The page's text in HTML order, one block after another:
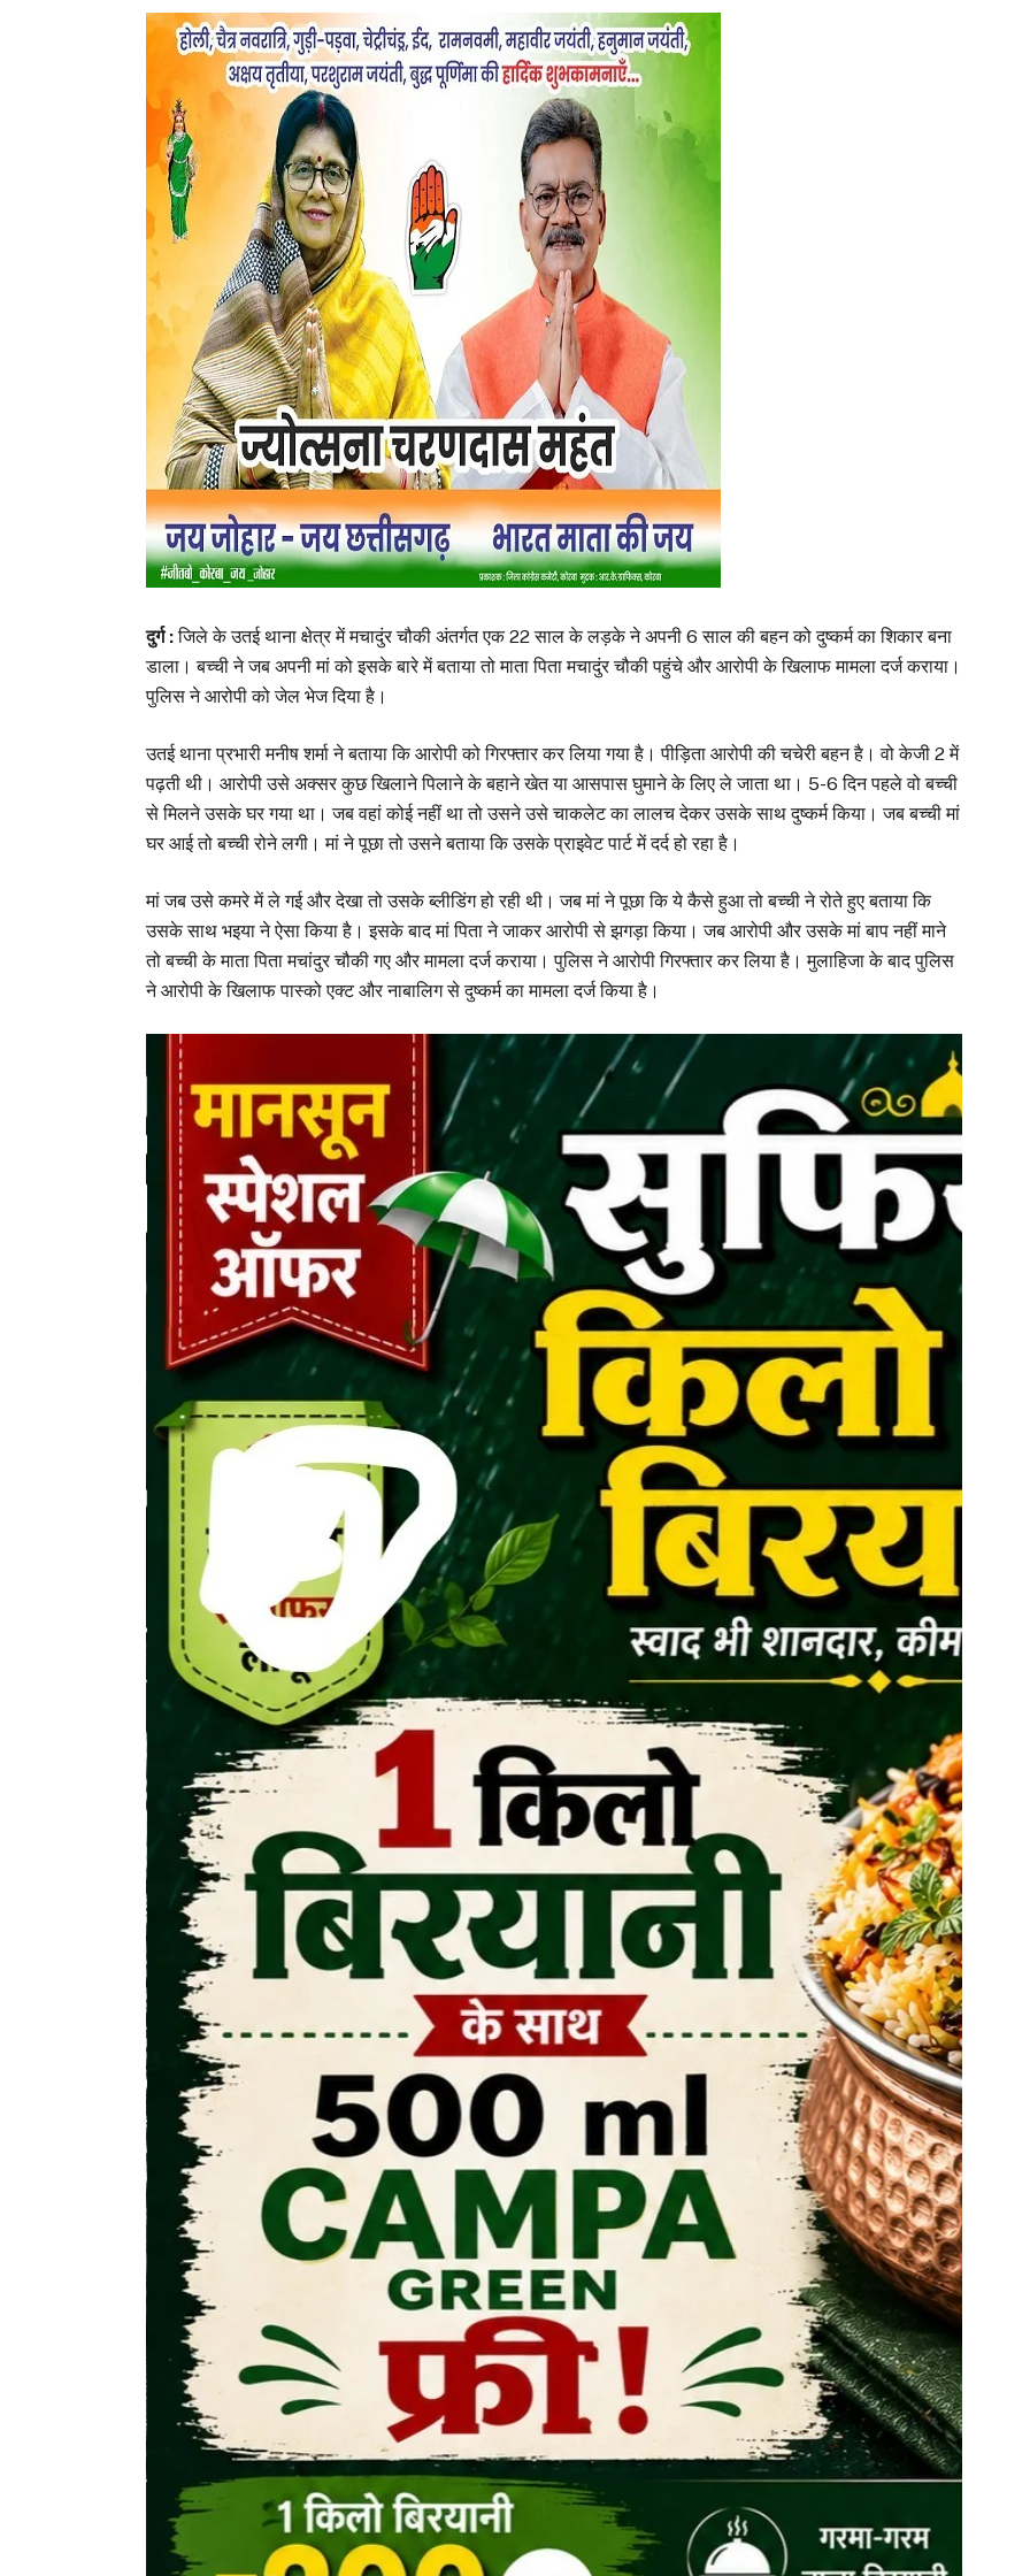
दुर्ग :जिले के उतई थाना क्षेत्र में मचादुंर चौकी अंतर्गत एक 22 साल के लड़के ने अपनी 6 साल की बहन को दुष्कर्म का शिकार बना
डाला। बच्ची ने जब अपनी मां को इसके बारे में बताया तो माता पिता मचादुंर चौकी पहुंचे और आरोपी के खिलाफ मामला दर्ज कराया।
पुलिस ने आरोपी को जेल भेज दिया है।
उतई थाना प्रभारी मनीष शर्मा ने बताया कि आरोपी को गिरफ्तार कर लिया गया है। पीड़िता आरोपी की चचेरी बहन है। वो केजी 2 में
पढ़ती थी। आरोपी उसे अक्सर कुछ खिलाने पिलाने के बहाने खेत या आसपास घुमाने के लिए ले जाता था। 5-6 दिन पहले वो बच्ची
से मिलने उसके घर गया था। जब वहां कोई नहीं था तो उसने उसे चाकलेट का लालच देकर उसके साथ दुष्कर्म किया। जब बच्ची मां
घर आई तो बच्ची रोने लगी। मां ने पूछा तो उसने बताया कि उसके प्राइवेट पार्ट में दर्द हो रहा है।
मां जब उसे कमरे में ले गई और देखा तो उसके ब्लीडिंग हो रही थी। जब मां ने पूछा कि ये कैसे हुआ तो बच्ची ने रोते हुए बताया कि
उसके साथ भइया ने ऐसा किया है। इसके बाद मां पिता ने जाकर आरोपी से झगड़ा किया। जब आरोपी और उसके मां बाप नहीं माने
तो बच्ची के माता पिता मचांदुर चौकी गए और मामला दर्ज कराया। पुलिस ने आरोपी गिरफ्तार कर लिया है। मुलाहिजा के बाद पुलिस
ने आरोपी के खिलाफ पास्को एक्ट और नाबालिग से दुष्कर्म का मामला दर्ज किया है।